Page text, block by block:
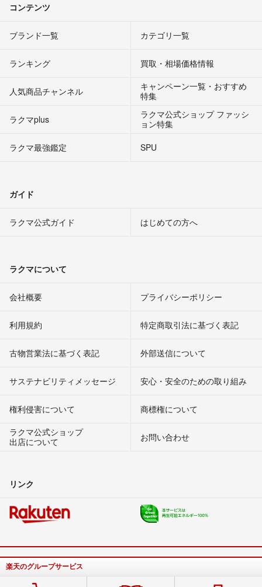
コンテンツ
ブランド一覧 カテゴリ一覧
ランキング 買取・相場価格情報
人気商品チャンネル
キャンペーン一覧・おすすめ
特集
ラクマplus
ラクマ公式ショップ ファッシ
ョン特集
ラクマ最強鑑定
SPU
ガイド
ラクマ公式ガイド はじめての方へ
ラクマについて
会社概要 プライバシーポリシー
利用規約 特定商取引法に基づく表記
古物営業法に基づく表記 外部送信について
サステナビリティメッセージ 安心・安全のための取り組み
権利侵害について
商標権について
ラクマ公式ショップ
出店について
お問い合わせ
リンク
楽天のグループサービス